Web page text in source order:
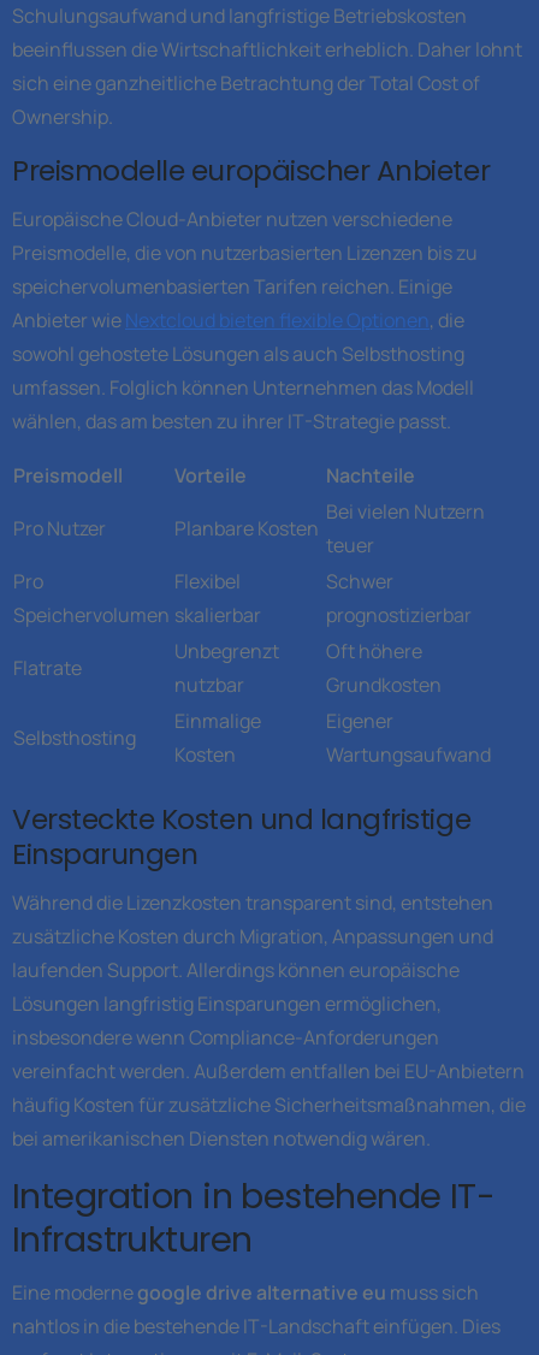
Schulungsaufwand und langfristige Betriebskosten
beeinflussen die Wirtschaftlichkeit erheblich. Daher lohnt
sich eine ganzheitliche Betrachtung der Total Cost of
Ownership.
Preismodelle europäischer Anbieter
Europäische Cloud-Anbieter nutzen verschiedene
Preismodelle, die von nutzerbasierten Lizenzen bis zu
speichervolumenbasierten Tarifen reichen. Einige
Anbieter wieNextcloud bieten flexible Optionen, die
sowohl gehostete Lösungen als auch Selbsthosting
umfassen. Folglich können Unternehmen das Modell
wählen, das am besten zu ihrer IT-Strategie passt.
Preismodell Vorteile
Nachteile
Pro Nutzer
Planbare Kosten
Bei vielen Nutzern
teuer
Pro
Speichervolumen
Flexibel
skalierbar
Schwer
prognostizierbar
Flatrate
Unbegrenzt
nutzbar
Oft höhere
Grundkosten
Selbsthosting
Einmalige
Kosten
Eigener
Wartungsaufwand
Versteckte Kosten und langfristige
Einsparungen
Während die Lizenzkosten transparent sind, entstehen
zusätzliche Kosten durch Migration, Anpassungen und
laufenden Support. Allerdings können europäische
Lösungen langfristig Einsparungen ermöglichen,
insbesondere wenn Compliance-Anforderungen
vereinfacht werden. Außerdem entfallen bei EU-Anbietern
häufig Kosten für zusätzliche Sicherheitsmaßnahmen, die
bei amerikanischen Diensten notwendig wären.
Integration in bestehende IT-
Infrastrukturen
Eine modernegoogle drive alternative eu muss sich
nahtlos in die bestehende IT-Landschaft einfügen. Dies